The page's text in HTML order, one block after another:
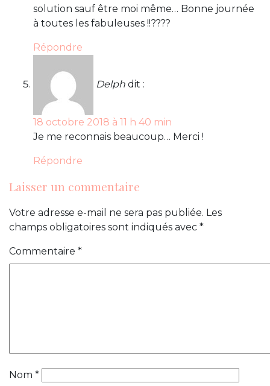
solution sauf être moi même… Bonne journée
à toutes les fabuleuses !!????
Répondre
Delph dit :
18 octobre 2018 à 11 h 40 min
Je me reconnais beaucoup… Merci !
Répondre
Laisser un commentaire
Votre adresse e-mail ne sera pas publiée. Les
champs obligatoires sont indiqués avec *
Commentaire *
Nom *